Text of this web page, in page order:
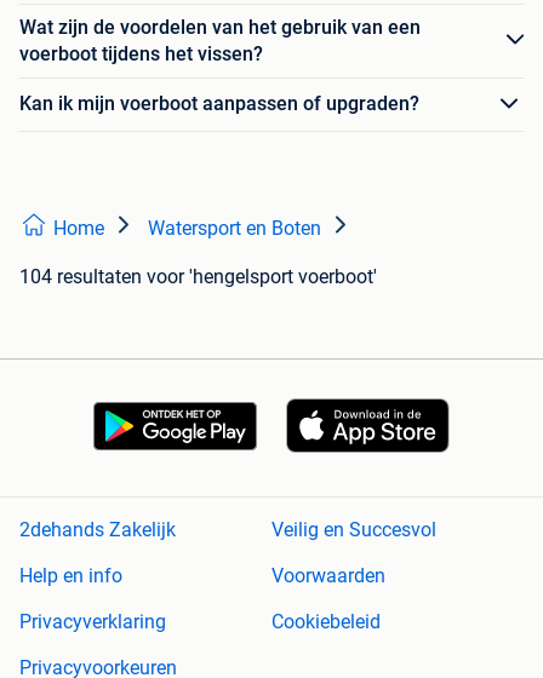
Wat zijn de voordelen van het gebruik van een
voerboot tijdens het vissen?
Kan ik mijn voerboot aanpassen of upgraden?
Home Watersport en Boten
104 resultaten voor 'hengelsport voerboot'
2dehands Zakelijk
Veilig en Succesvol
Help en info
Voorwaarden
Privacyverklaring
Cookiebeleid
Privacyvoorkeuren